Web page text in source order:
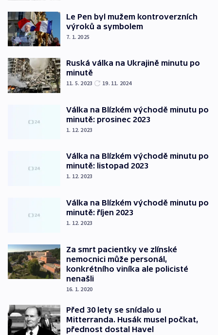
Le Pen byl mužem kontroverzních
výroků a symbolem
7. 1. 2025
Ruská válka na Ukrajině minutu po
minutě
11. 5. 2023 19. 11. 2024
Válka na Blízkém východě minutu po
minutě: prosinec 2023
1. 12. 2023
Válka na Blízkém východě minutu po
minutě: listopad 2023
1. 12. 2023
Válka na Blízkém východě minutu po
minutě: říjen 2023
1. 12. 2023
Za smrt pacientky ve zlínské
nemocnici může personál,
konkrétního viníka ale policisté
nenašli
16. 1. 2020
Před 30 lety se snídalo u
Mitterranda. Husák musel počkat,
přednost dostal Havel